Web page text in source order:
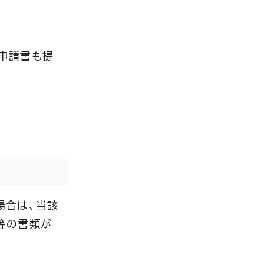
請書も提
合は、当該
の書類が